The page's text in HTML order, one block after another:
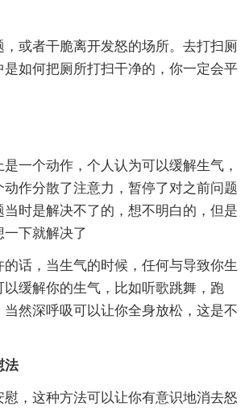
，或者干脆离开发怒的场所。去打扫厕
是如何把厕所打扫干净的，你一定会平
一个动作，个人认为可以缓解生气，
动作分散了注意力，暂停了对之前问题
当时是解决不了的，想不明白的，但是
下就解决了
的话，当生气的时候，任何与导致你生
缓解你的生气，比如听歌跳舞，跑
当然深呼吸可以让你全身放松，这是不
法
慰，这种方法可以让你有意识地消去怒